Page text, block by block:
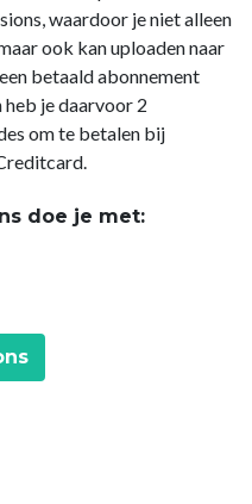
waardoor je niet alleen
ook kan uploaden naar
betaald abonnement
je daarvoor 2
om te betalen bij
doe je met: